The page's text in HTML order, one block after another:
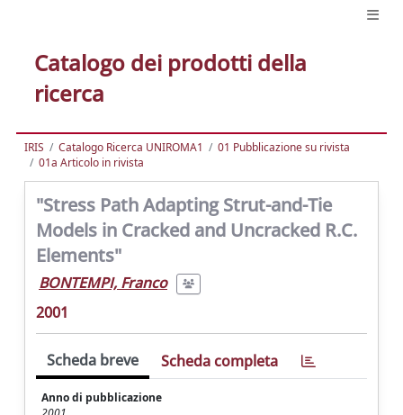
Catalogo dei prodotti della
ricerca
IRIS Catalogo Ricerca UNIROMA1
01 Pubblicazione su rivista
01a Articolo in rivista
"Stress Path Adapting Strut-and-Tie
Models in Cracked and Uncracked R.C.
Elements"
BONTEMPI, Franco
2001
Scheda breve Scheda completa
Anno di pubblicazione